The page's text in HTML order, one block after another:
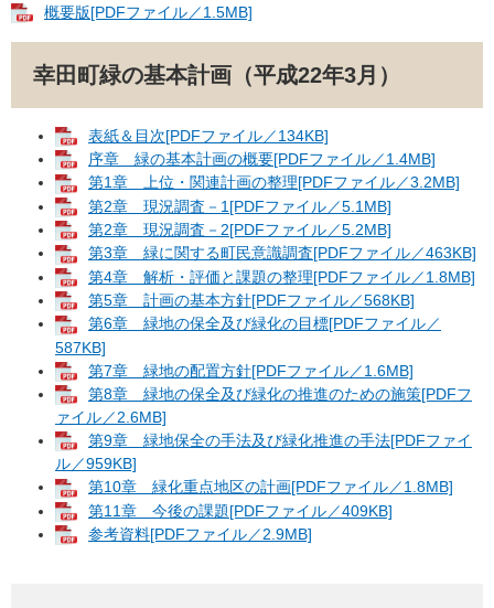
概要版[PDFファイル／1.5MB]
幸田町緑の基本計画（平成22年3月）
表紙＆目次[PDFファイル／134KB]
序章 緑の基本計画の概要[PDFファイル／1.4MB]
第1章 上位・関連計画の整理[PDFファイル／3.2MB]
第2章 現況調査－1[PDFファイル／5.1MB]
第2章 現況調査－2[PDFファイル／5.2MB]
第3章 緑に関する町民意識調査[PDFファイル／463KB]
第4章 解析・評価と課題の整理[PDFファイル／1.8MB]
第5章 計画の基本方針[PDFファイル／568KB]
第6章 緑地の保全及び緑化の目標[PDFファイル／
587KB]
第7章 緑地の配置方針[PDFファイル／1.6MB]
第8章 緑地の保全及び緑化の推進のための施策[PDFフ
ァイル／2.6MB]
第9章 緑地保全の手法及び緑化推進の手法[PDFファイ
ル／959KB]
第10章 緑化重点地区の計画[PDFファイル／1.8MB]
第11章 今後の課題[PDFファイル／409KB]
参考資料[PDFファイル／2.9MB]